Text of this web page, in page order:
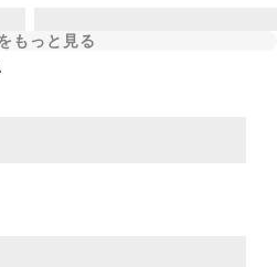
もっと見る